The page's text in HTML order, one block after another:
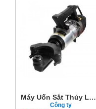
Máy Uốn Sắt Thủy Lực JITTO HRB-40 Chính Hãng 220V
Công ty